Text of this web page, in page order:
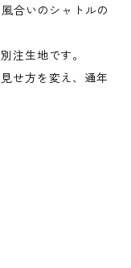
合いのシャトルの
注生地です。
せ方を変え、通年